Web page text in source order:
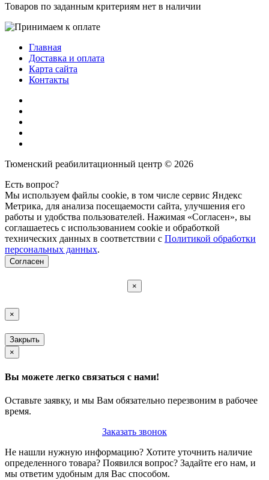
Товаров по заданным критериям нет в наличии
Главная
Доставка и оплата
Карта сайта
Контакты
Тюменский реабилитационный центр © 2026
Есть вопрос?
Мы используем файлы cookie, в том числе сервис Яндекс
Метрика, для анализа посещаемости сайта, улучшения его
работы и удобства пользователей. Нажимая «Согласен», вы
соглашаетесь с использованием cookie и обработкой
технических данных в соответствии с Политикой обработки
персональных данных.
Согласен
×
×
Закрыть
×
Вы можете легко связаться с нами!
Оставьте заявку, и мы Вам обязательно перезвоним в рабочее
время.
Заказать звонок
Не нашли нужную информацию? Хотите уточнить наличие
определенного товара? Появился вопрос? Задайте его нам, и
мы ответим удобным для Вас способом.